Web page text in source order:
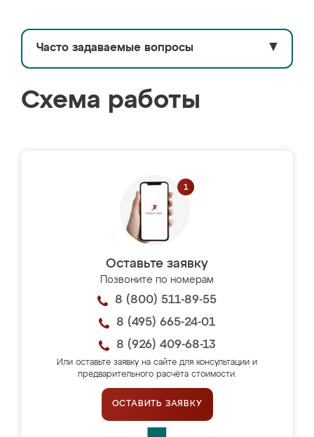
Часто задаваемые вопросы ▼
Схема работы
Оставьте заявку
Позвоните по номерам
8 (800) 511-89-55
8 (495) 665-24-01
8 (926) 409-68-13
Или оставьте заявку на сайте для консультации и
предварительного расчёта стоимости.
ОСТАВИТЬ ЗАЯВКУ